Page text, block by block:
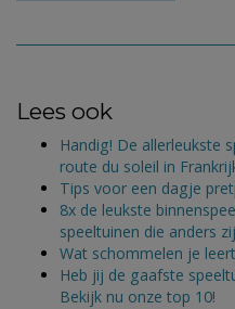
Lees ook
Handig! De allerleukste
route du soleil in
Tips voor een dagje
8x de leukste
speeltuinen die anders
Wat schommelen je
Heb jij de gaafste
Bekijk nu onze top 10!